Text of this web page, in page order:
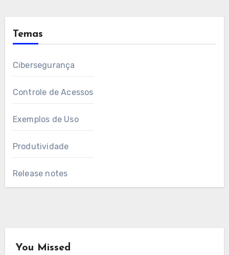
Temas
Cibersegurança
Controle de Acessos
Exemplos de Uso
Produtividade
Release notes
You Missed